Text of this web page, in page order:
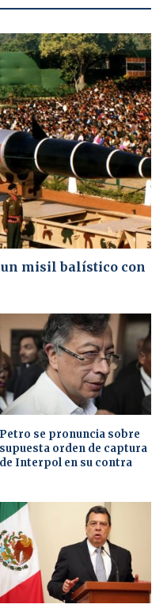
misil balístico con
Petro se pronuncia sobre
supuesta orden de captura
de Interpol en su contra